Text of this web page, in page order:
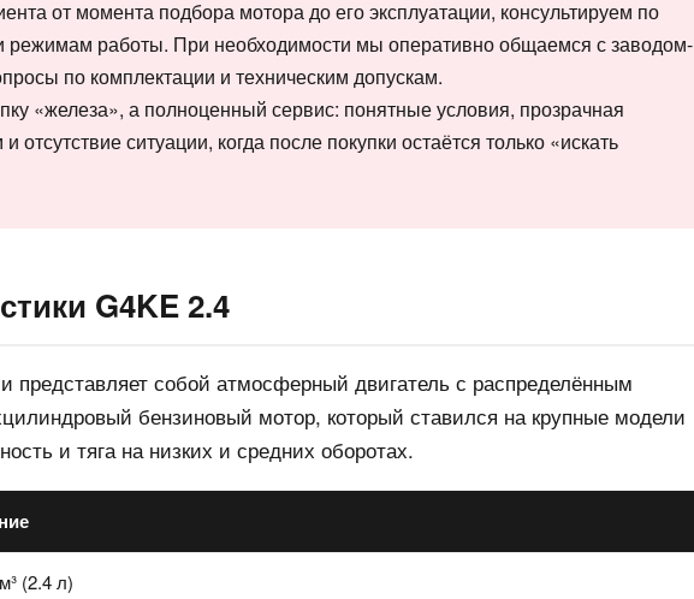
от момента подбора мотора до его эксплуатации, консультируем по
режимам работы. При необходимости мы оперативно общаемся с заводом-
по комплектации и техническим допускам.
«железа», а полноценный сервис: понятные условия, прозрачная
отсутствие ситуации, когда после покупки остаётся только «искать
G4KE 2.4
и представляет собой атмосферный двигатель с распределённым
бензиновый мотор, который ставился на крупные модели
и тяга на низких и средних оборотах.
(2.4 л)